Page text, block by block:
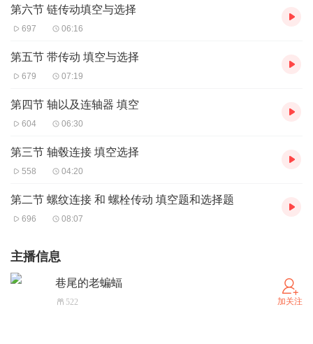
第六节 链传动填空与选择
697 06:16
第五节 带传动 填空与选择
679 07:19
第四节 轴以及连轴器 填空
604 06:30
第三节 轴毂连接 填空选择
558 04:20
第二节 螺纹连接 和 螺栓传动 填空题和选择题
696 08:07
主播信息
巷尾的老蝙蝠
522 加关注